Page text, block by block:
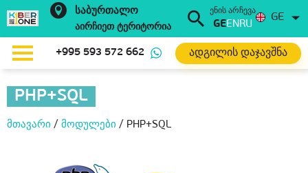
საბურთალო
აირჩიეთ ტერიტორია
ენის არჩევა
GEEN RU
GE
+995 593 572 662 ადგილის დაჯავშნა
PHP+SQL
მთავარი / მოდულები / PHP+SQL